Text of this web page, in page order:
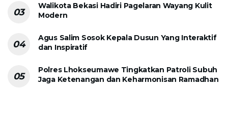
Walikota Bekasi Hadiri Pagelaran Wayang Kulit
Modern
Agus Salim Sosok Kepala Dusun Yang Interaktif
dan Inspiratif
Polres Lhokseumawe Tingkatkan Patroli Subuh
Jaga Ketenangan dan Keharmonisan Ramadhan